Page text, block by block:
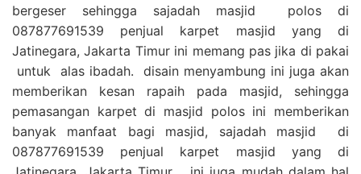
bergeser sehingga sajadah masjid polos di
087877691539 penjual karpet masjid yang di
Jatinegara, Jakarta Timur ini memang pas jika di pakai
untuk alas ibadah. disain menyambung ini juga akan
memberikan kesan rapaih pada masjid, sehingga
pemasangan karpet di masjid polos ini memberikan
banyak manfaat bagi masjid, sajadah masjid di
087877691539 penjual karpet masjid yang di